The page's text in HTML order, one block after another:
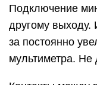
Результаты
Показания
увеличение
имеется